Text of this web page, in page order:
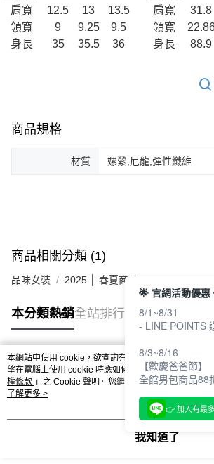
肩寬
12.5 13 13.5 肩寬 31.8
領寬
9 9.25 9.5 領寬
身長
35 35.5 36 身長 88.9
商品規格
材質 嫘縈,尼龍,彈性纖維
商品相關分類 (1)
品味女裝 2025 │ 春夏商品
本分類熱銷全站排行
熱門標籤
本網站中使用 cookie，欲查詢有關本網站使用 cookie
望在電腦上使用 cookie 時應如何變更電腦的 cookie 設
權條款 」之 Cookie 聲明。您繼續使用本網站即表示您
用條款之 Cookie 聲明使用 cookie。
了解更多 >
我知道了
🌟 官網活動優惠
8/1~8/31
- LINE POINTS
8/3~8/16
【歡慶爸爸節】
全館男包商品88
👉 加入有最